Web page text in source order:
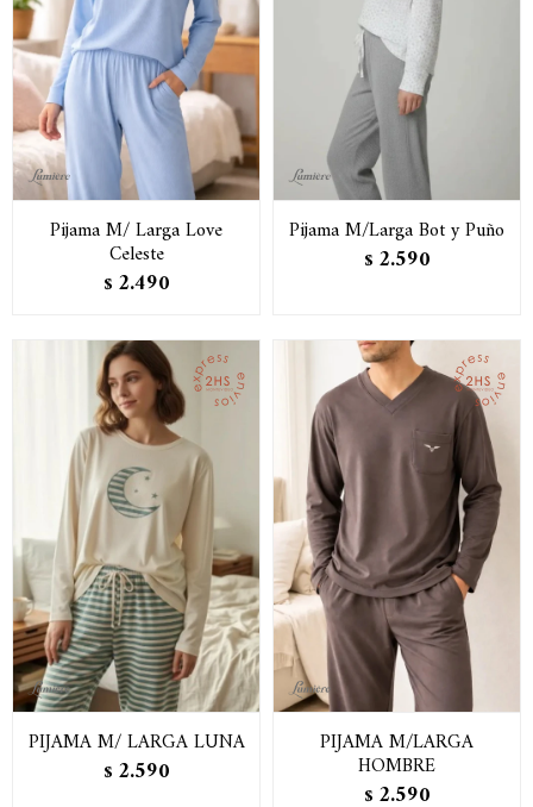
Pijama M/ Larga Love
Celeste
$ 2.490
Pijama M/Larga Bot y Puño
$ 2.590
PIJAMA M/ LARGA LUNA
$ 2.590
PIJAMA M/LARGA
HOMBRE
$ 2.590